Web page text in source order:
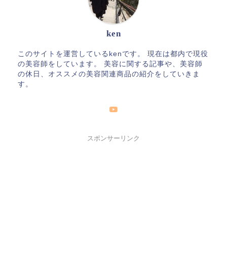
ken
このサイトを運営しているkenです。 現在は都内で現役
の美容師をしています。 美容に関する記事や、美容師
の休日、オススメの美容関連商品の紹介をしていきま
す。
スポンサーリンク